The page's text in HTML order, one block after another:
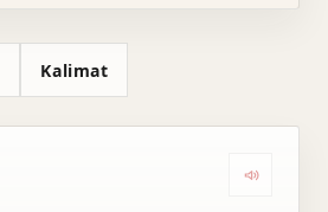
Kalimat